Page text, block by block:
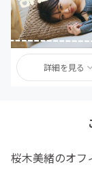
詳細を見る
桜木美緒のオフ